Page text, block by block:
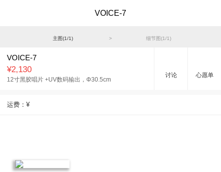
VOICE-7
主图(1/1) > 细节图(1/1)
VOICE-7
¥2,130
12寸黑胶唱片 +UV数码输出， Φ30.5cm
讨论 心愿单
运费： ¥